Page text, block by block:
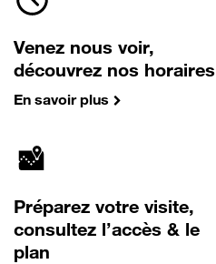
Venez nous voir,
découvrez nos horaires
En savoir plus
Préparez votre visite,
consultez l’accès & le
plan